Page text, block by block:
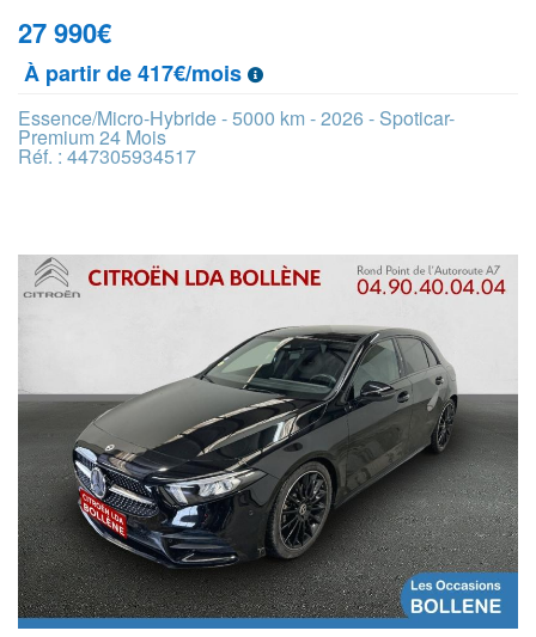
27 990€
À partir de 417€/mois
Essence/Micro-Hybride - 5000 km - 2026 - Spoticar-
Premium 24 Mois
Réf. : 447305934517